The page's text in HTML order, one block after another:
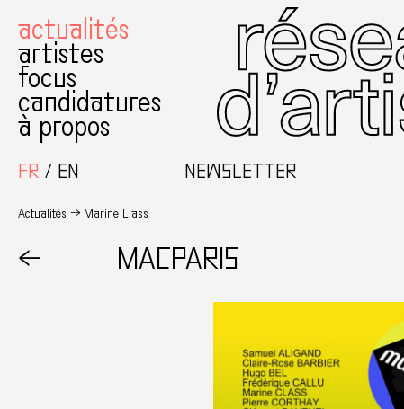
actualités
artistes
focus
candidatures
à propos
FR
EN NEWSLETTER
Actualités Marine Class
← MACPARIS